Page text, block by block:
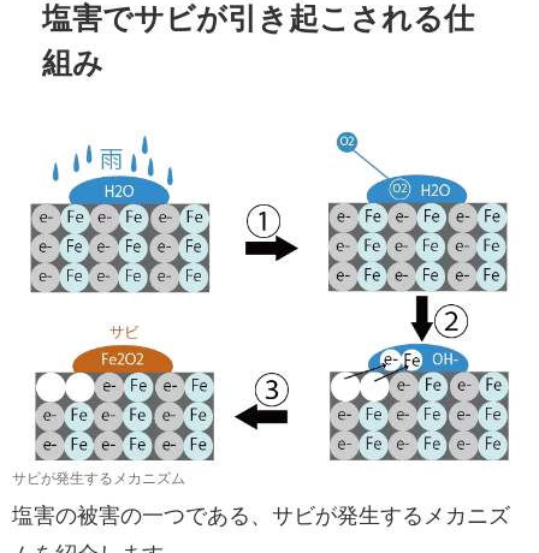
塩害でサビが引き起こされる仕
組み
サビが発生するメカニズム
塩害の被害の一つである、サビが発生するメカニズ